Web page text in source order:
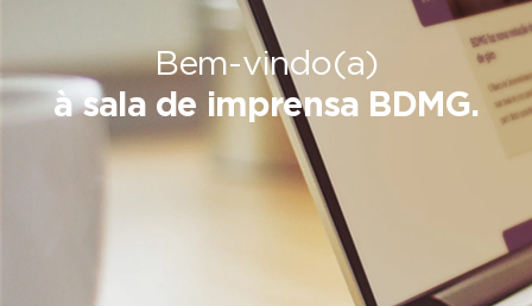
Bem-vindo(a)
à sala de imprensa BDMG.